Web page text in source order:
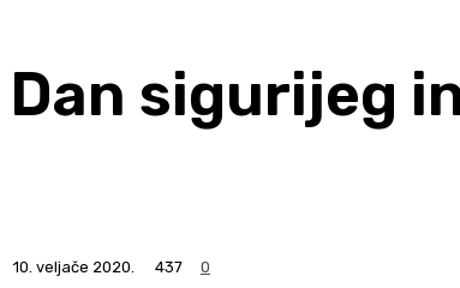
Dan sigurijeg
10. veljače 2020. 437 0